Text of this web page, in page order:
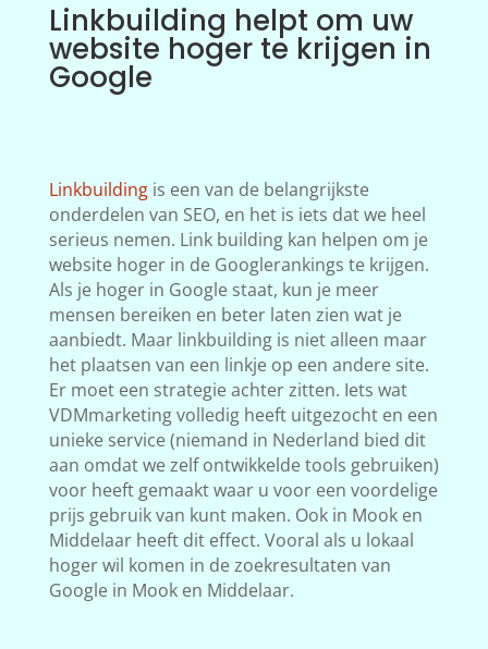
Linkbuilding helpt om uw
website hoger te krijgen in
Google
Linkbuildingis een van de belangrijkste
onderdelen van SEO, en het is iets dat we heel
serieus nemen. Link building kan helpen om je
website hoger in de Googlerankings te krijgen.
Als je hoger in Google staat, kun je meer
mensen bereiken en beter laten zien wat je
aanbiedt. Maar linkbuilding is niet alleen maar
het plaatsen van een linkje op een andere site.
Er moet een strategie achter zitten. Iets wat
VDMmarketing volledig heeft uitgezocht en een
unieke service (niemand in Nederland bied dit
aan omdat we zelf ontwikkelde tools gebruiken)
voor heeft gemaakt waar u voor een voordelige
prijs gebruik van kunt maken. Ook in Mook en
Middelaar heeft dit effect. Vooral als u lokaal
hoger wil komen in de zoekresultaten van
Google in Mook en Middelaar.